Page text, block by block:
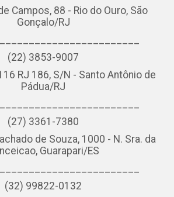
Campos, 88 - Rio do Ouro, São
Gonçalo/RJ
(22) 3853-9007
RJ 186, S/N - Santo Antônio de
Pádua/RJ
(27) 3361-7380
de Souza, 1000 - N. Sra. da
Guarapari/ES
(32) 99822-0132